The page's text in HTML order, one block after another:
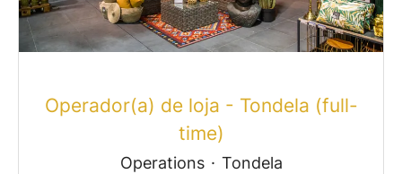
Operador(a) de loja - Tondela (full-
time)
Operations · Tondela